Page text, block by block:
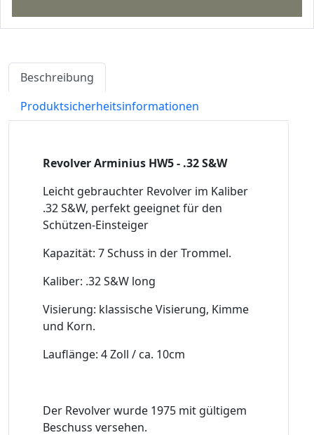
Beschreibung
Produktsicherheitsinformationen
Revolver Arminius HW5 - .32 S&W
Leicht gebrauchter Revolver im Kaliber
.32 S&W, perfekt geeignet für den
Schützen-Einsteiger
Kapazität: 7 Schuss in der Trommel.
Kaliber: .32 S&W long
Visierung: klassische Visierung, Kimme
und Korn.
Lauflänge: 4 Zoll / ca. 10cm
Der Revolver wurde 1975 mit gültigem
Beschuss versehen.